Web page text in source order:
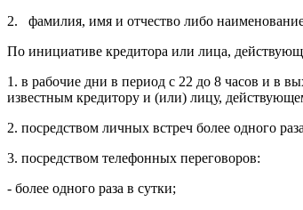
2. фамилия, имя и отчество либо
По инициативе кредитора или лица,
1. в рабочие дни в период с 22 до 8 часов и в
известным кредитору и (или) лицу,
2. посредством личных встреч более одного
3. посредством телефонных переговоров:
- более одного раза в сутки;